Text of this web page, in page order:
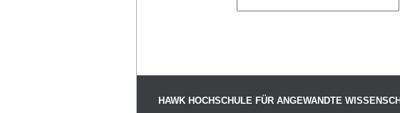
HAWK HOCHSCHULE FÜR ANGEWANDTE